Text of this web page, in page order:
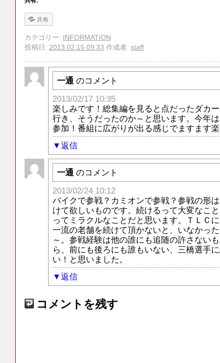
共有
カテゴリー: INFORMATION
投稿日: 2013.02.15 09:33 作成者: staff
一通 のコメント
2013/02/17 10:35
楽しみです！総集編を見ると点だったダカ
行き、そうだったのか～と思います。今年
参加！番組に広がりが出る感じでますます
返信
一通 のコメント
2013/02/24 10:12
バイクで参戦？カミオンで参戦？参戦の形
けて欲しいものです。続けるって大変なこ
ってミラクルなことだと思います。ＴＬＣ
一流の老舗を続けて頂かないと、いなかっ
～。参戦経験は他の誰にも追随の許さない
ら、前にも後ろにも誰もいない、三橋選手
い！と思いました。
返信
コメントを残す